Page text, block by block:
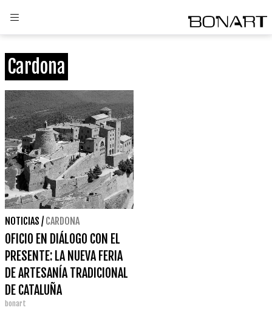
Cardona
NOTICIAS / CARDONA
OFICIO EN DIÁLOGO CON EL
PRESENTE: LA NUEVA FERIA
DE ARTESANÍA TRADICIONAL
DE CATALUÑA
bonart